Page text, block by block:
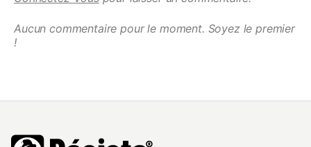
Aucun commentaire pour le moment. Soyez le premier
!